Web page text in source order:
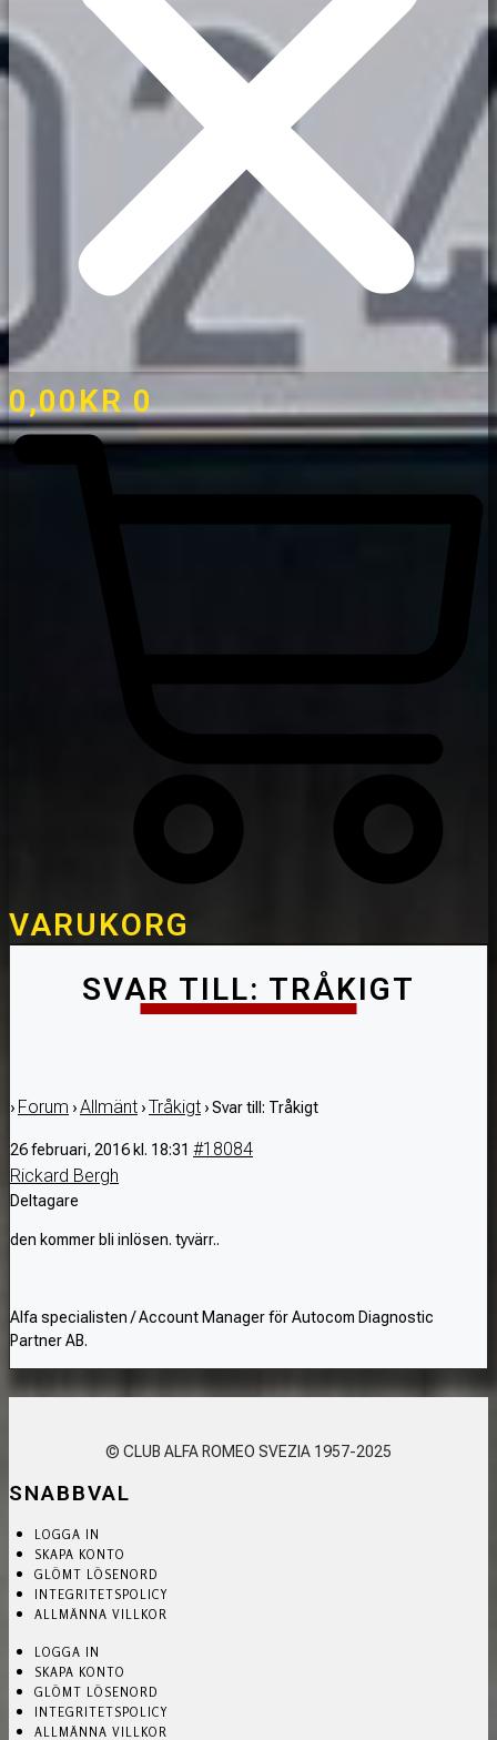
0,00KR 0
VARUKORG
SVAR TILL: TRÅKIGT
› Forum ›Allmänt ›Tråkigt ›Svar till: Tråkigt
26 februari, 2016 kl. 18:31 #18084
Rickard Bergh
Deltagare
den kommer bli inlösen. tyvärr..
Alfa specialisten / Account Manager för Autocom Diagnostic
Partner AB.
© CLUB ALFA ROMEO SVEZIA 1957-2025
SNABBVAL
LOGGA IN
SKAPA KONTO
GLÖMT LÖSENORD
INTEGRITETSPOLICY
ALLMÄNNA VILLKOR
LOGGA IN
SKAPA KONTO
GLÖMT LÖSENORD
INTEGRITETSPOLICY
ALLMÄNNA VILLKOR